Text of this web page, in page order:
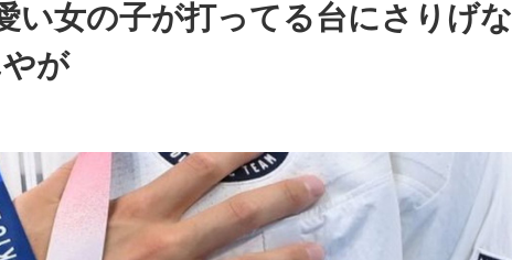
い女の子が打ってる台にさりげな
が